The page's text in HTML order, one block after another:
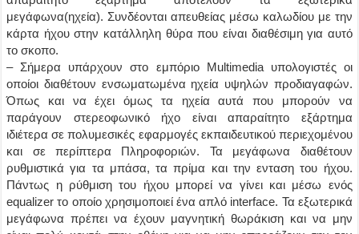
μεγάφωνα(ηχεία). Συνδέονται απευθείας μέσω καλωδίου με την
κάρτα ήχου στην κατάλληλη θύρα που είναι διαθέσιμη για αυτό
το σκοπο.
– Σήμερα υπάρχουν στο εμπόριο Multimedia υπολογιστές οι
οποίοι διαθέτουν ενσωματωμένα ηχεία υψηλών προδιαγαφών.
Όπως και να έχει όμως τα ηχεία αυτά που μπορούν να
παράγουν στερεοφωνικό ήχο είναι απαραίτητο εξάρτημα
ιδιέτερα σε πολυμεσικές εφαρμογές εκπαιδευτικού περιεχομένου
και σε περίπτερα Πληροφοριών. Τα μεγάφωνα διαθέτουν
ρυθμιστικά για τα μπάσα, τα πρίμα και την ενταση του ήχου.
Πάντως η ρύθμιση του ήχου μπορεί να γίνει και μέσω ενός
equalizer το οποίο χρησιμοποιεί ένα απλό interface. Τα εξωτερικά
μεγάφωνα πρέπει να έχουν μαγνητική θωράκιση και να μην